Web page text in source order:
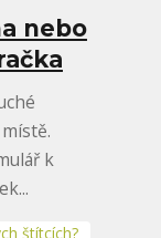
nebo
k